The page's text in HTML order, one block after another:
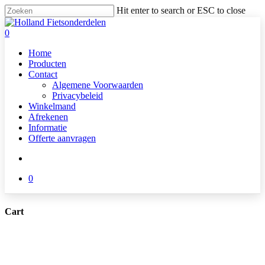
Skip
to
main
Hit enter to search or ESC to close
Close
Search
search
0
Home
Producten
Contact
Algemene Voorwaarden
Privacybeleid
Winkelmand
Afrekenen
Informatie
Offerte aanvragen
0
Cart